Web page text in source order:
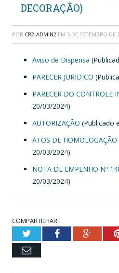
DECORAÇÃO)
POR CR2-ADMIN2 EM 5 DE SETEMBRO DE
Aviso de Dispensa
PARECER JURIDICO
PARECER DO CONTROLE
20/03/2024)
AUTORIZAÇÃO (Publicado
ATOS DE HOMOLOGAÇÃO
20/03/2024)
NOTA DE EMPENHO Nº
20/03/2024)
COMPARTILHAR:
TwitterFacebook
Email